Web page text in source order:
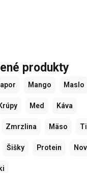
produkty
Mango Maslo
Med Káva
Zmrzlina Mäso
Šišky Protein